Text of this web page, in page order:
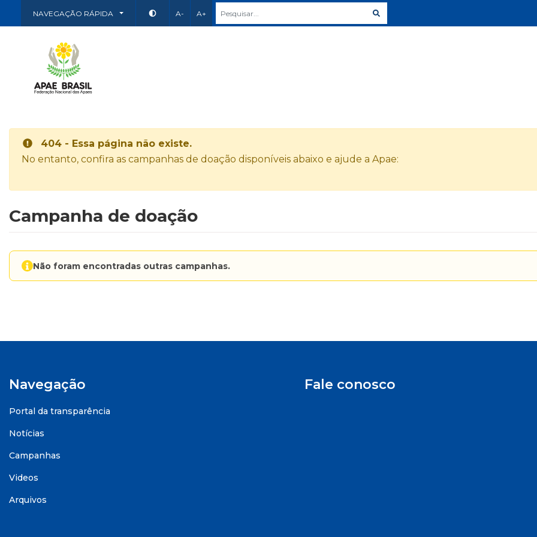
NAVEGAÇÃO RÁPIDA A- A+
404 - Essa página não existe.
No entanto, confira as campanhas de doação disponíveis abaixo e ajude a Apae:
Campanha de doação
Não foram encontradas outras campanhas.
Navegação
Portal da transparência
Notícias
Campanhas
Videos
Arquivos
Fale conosco